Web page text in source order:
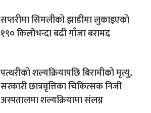
सप्तरीमा सिमलीको झाडीमा लुकाइएको
१९० किलोभन्दा बढी गाँजा बरामद
पत्थरीको शल्यक्रियापछि बिरामीको मृत्यु,
सरकारी छात्रवृत्तिका चिकित्सक निजी
अस्पतालमा शल्यक्रियामा संलग्न